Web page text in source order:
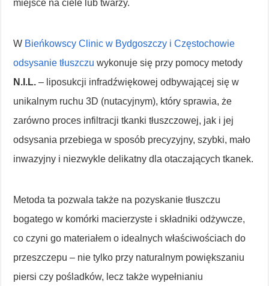
miejsce na ciele lub twarzy.
W Bieńkowscy Clinic w Bydgoszczy i Częstochowie
odsysanie tłuszczu wykonuje się przy pomocy metody
N.I.L. – liposukcji infradźwiękowej odbywającej się w
unikalnym ruchu 3D (nutacyjnym), który sprawia, że
zarówno proces infiltracji tkanki tłuszczowej, jak i jej
odsysania przebiega w sposób precyzyjny, szybki, mało
inwazyjny i niezwykle delikatny dla otaczających tkanek.
Metoda ta pozwala także na pozyskanie tłuszczu
bogatego w komórki macierzyste i składniki odżywcze,
co czyni go materiałem o idealnych właściwościach do
przeszczepu – nie tylko przy naturalnym powiększaniu
piersi czy pośladków, lecz także wypełnianiu